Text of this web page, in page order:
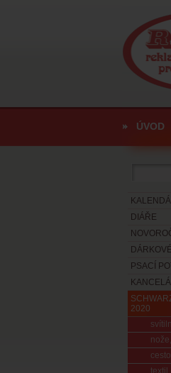
ÚVOD
DIÁŘE
PSACÍ
2020
textil